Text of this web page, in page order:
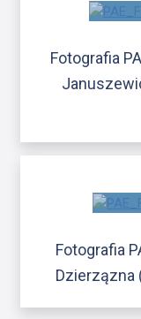
Fotografia
Fotografia
Dzierzązna